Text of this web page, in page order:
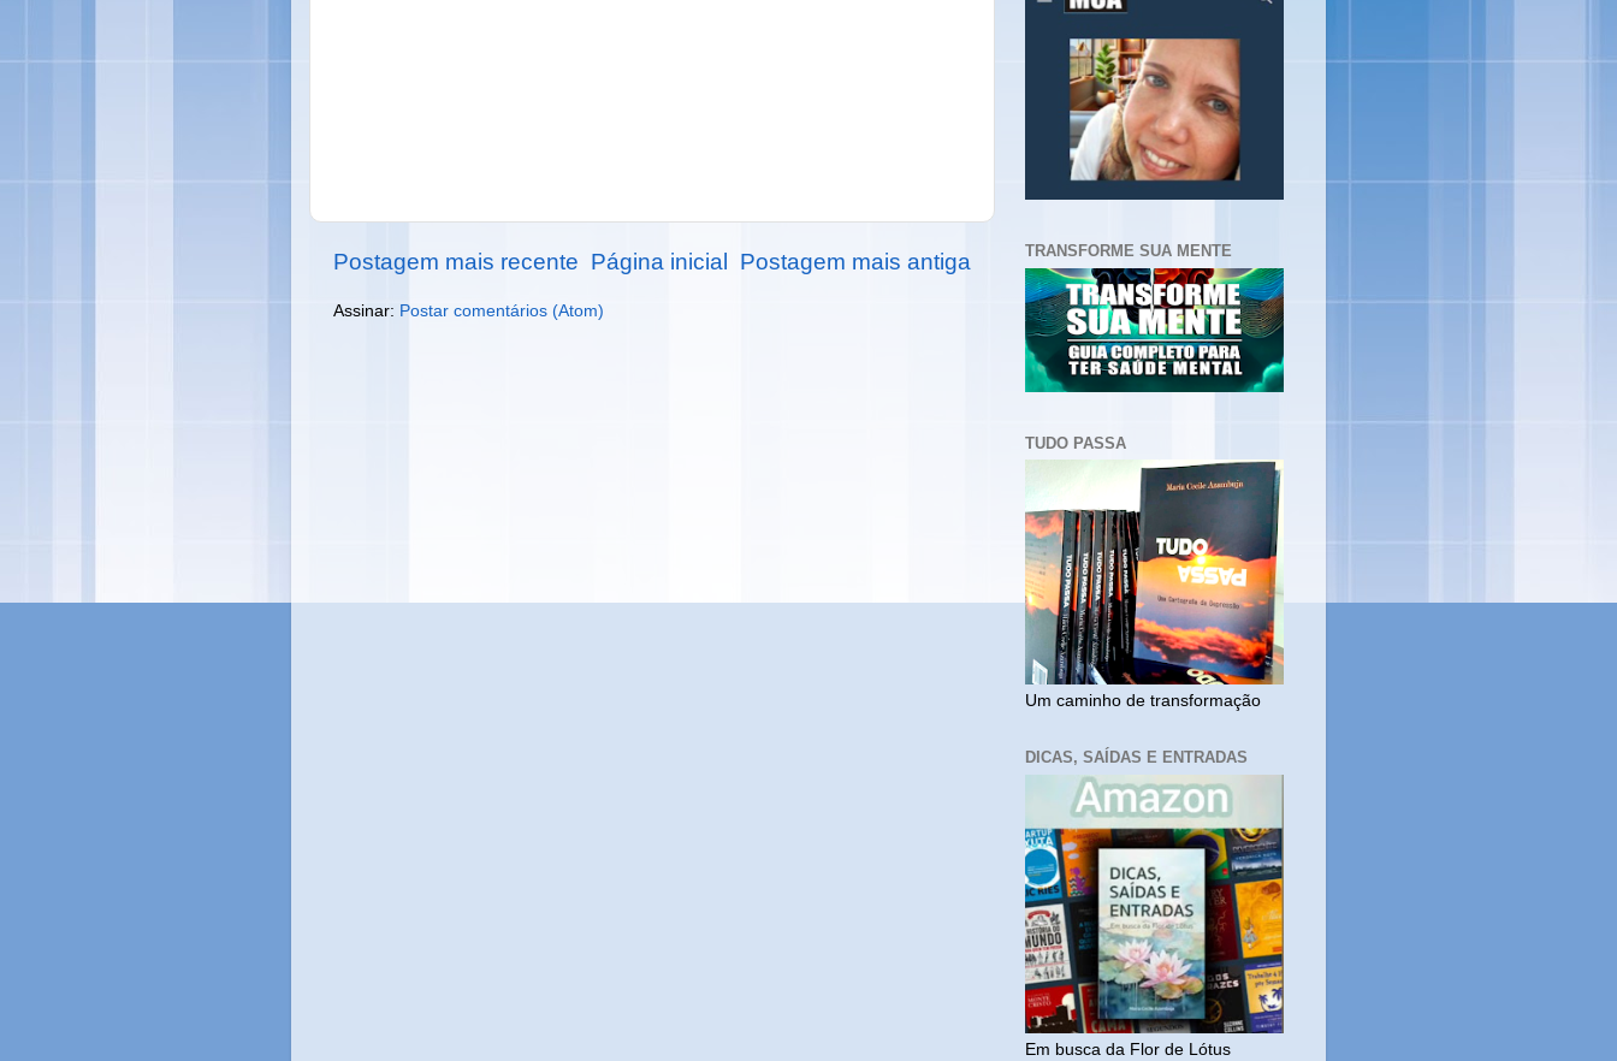
Postagem mais recente Postagem mais antiga
Página inicial
Assinar: Postar comentários (Atom)
TRANSFORME SUA MENTE
TUDO PASSA
Um caminho de transformação
DICAS, SAÍDAS E ENTRADAS
Em busca da Flor de Lótus